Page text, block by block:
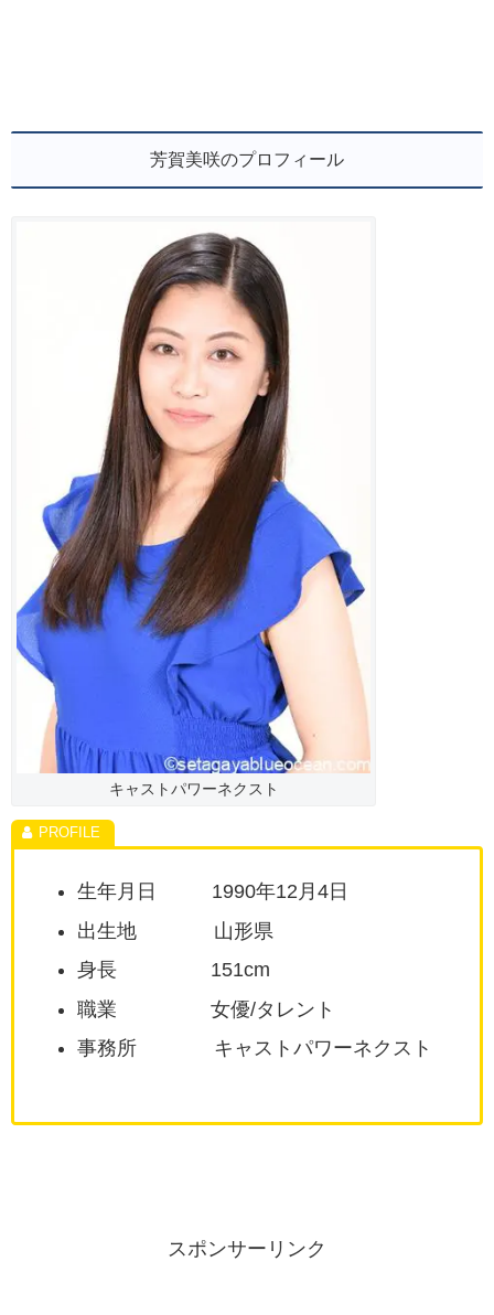
芳賀美咲のプロフィール
キャストパワーネクスト
生年月日 1990年12月4日
出生地 山形県
身長 151cm
職業 女優/タレント
事務所 キャストパワーネクスト
スポンサーリンク